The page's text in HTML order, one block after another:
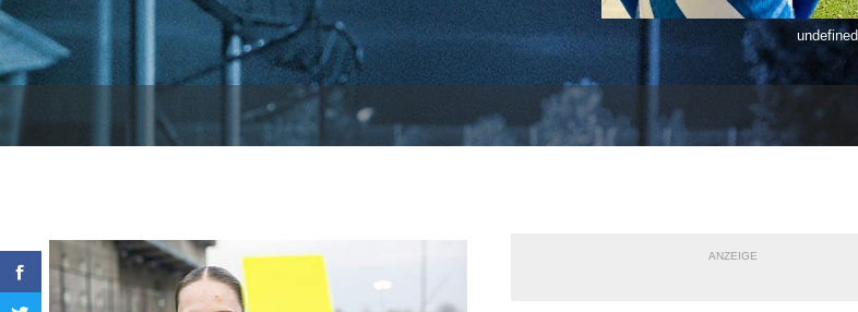
undefined
ANZEIGE